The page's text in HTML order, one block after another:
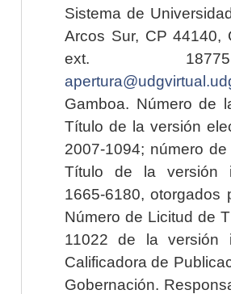
Sistema de
Arcos Sur, CP 44140,
ext.
Gamboa. Número de
Título de la versión
2007-1094; número
Título de la versión
1665-6180, otorgados
Número de Licitud de
11022 de la versión
Calificadora de
Gobernación.